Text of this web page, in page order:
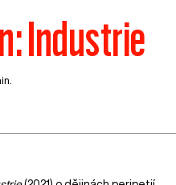
Industrie